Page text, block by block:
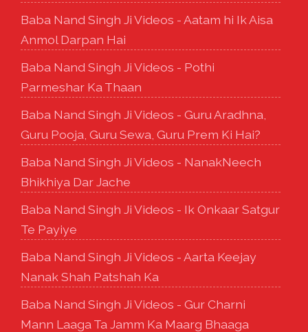
Baba Nand Singh Ji Videos - Aatam hi Ik Aisa
Anmol Darpan Hai
Baba Nand Singh Ji Videos - Pothi
Parmeshar Ka Thaan
Baba Nand Singh Ji Videos - Guru Aradhna,
Guru Pooja, Guru Sewa, Guru Prem Ki Hai?
Baba Nand Singh Ji Videos - NanakNeech
Bhikhiya Dar Jache
Baba Nand Singh Ji Videos - Ik Onkaar Satgur
Te Payiye
Baba Nand Singh Ji Videos - Aarta Keejay
Nanak Shah Patshah Ka
Baba Nand Singh Ji Videos - Gur Charni
Mann Laaga Ta Jamm Ka Maarg Bhaaga